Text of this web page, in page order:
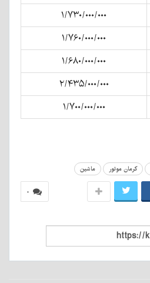
۱/۷۳۰/۰۰۰/۰۰۰
۱/۷۶۰/۰۰۰/۰۰۰
۱/۶۸۰/۰۰۰/۰۰۰
۲/۴۳۵/۰۰۰/۰۰۰
۱/۷۰۰/۰۰۰/۰۰۰
کرمان موتور ماشین
۰